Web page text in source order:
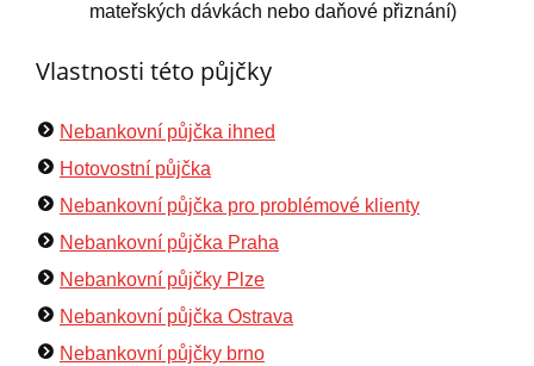
mateřských dávkách nebo daňové přiznání)
Vlastnosti této půjčky
Nebankovní půjčka ihned
Hotovostní půjčka
Nebankovní půjčka pro problémové klienty
Nebankovní půjčka Praha
Nebankovní půjčky Plze
Nebankovní půjčka Ostrava
Nebankovní půjčky brno